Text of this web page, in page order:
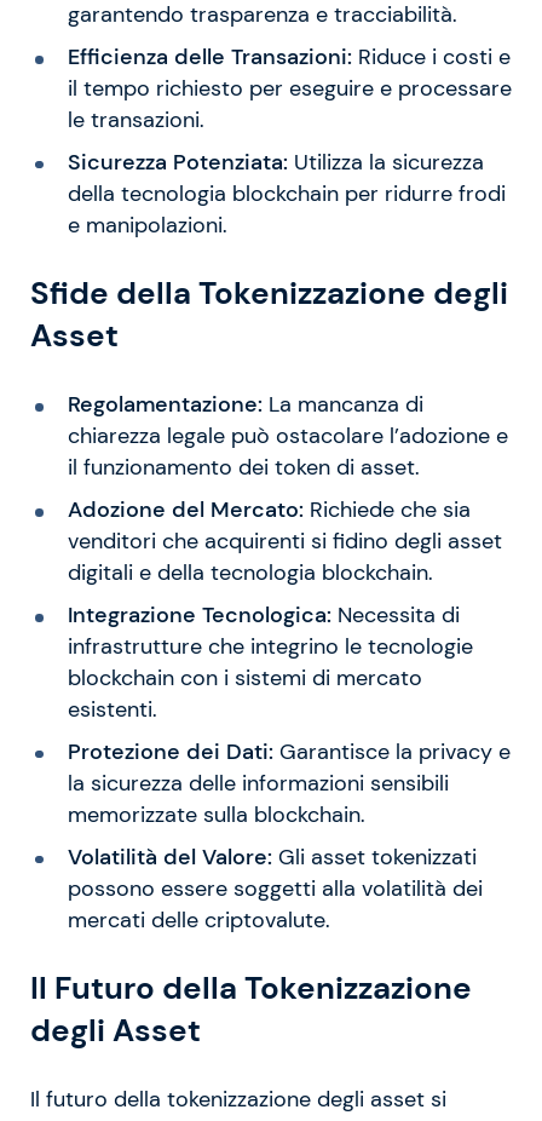
garantendo trasparenza e tracciabilità.
Efficienza delle Transazioni: Riduce i costi e
il tempo richiesto per eseguire e processare
le transazioni.
Sicurezza Potenziata: Utilizza la sicurezza
della tecnologia blockchain per ridurre frodi
e manipolazioni.
Sfide della Tokenizzazione degli
Asset
Regolamentazione: La mancanza di
chiarezza legale può ostacolare l’adozione e
il funzionamento dei token di asset.
Adozione del Mercato: Richiede che sia
venditori che acquirenti si fidino degli asset
digitali e della tecnologia blockchain.
Integrazione Tecnologica: Necessita di
infrastrutture che integrino le tecnologie
blockchain con i sistemi di mercato
esistenti.
Protezione dei Dati: Garantisce la privacy e
la sicurezza delle informazioni sensibili
memorizzate sulla blockchain.
Volatilità del Valore: Gli asset tokenizzati
possono essere soggetti alla volatilità dei
mercati delle criptovalute.
Il Futuro della Tokenizzazione
degli Asset
Il futuro della tokenizzazione degli asset si